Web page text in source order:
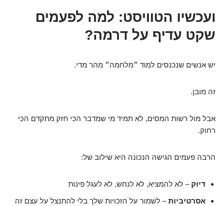
ועכשיו הטוויסט: למה לפעמים
שקט עדיף על דרמה?
יש אנשים שנכנסים למוד ״מלחמה״ מהר מדי.
זה מובן.
אבל מול רשות המסים, לא תמיד מי שמדבר הכי חזק מתקדם הכי
רחוק.
הרבה פעמים הגישה הנכונה היא שילוב של:
דיוק – לא להמציא, לא לנחש, לא לעגל פינות
אסרטיביות– לשמור על הזכויות שלך בלי להתנצל על עצם זה